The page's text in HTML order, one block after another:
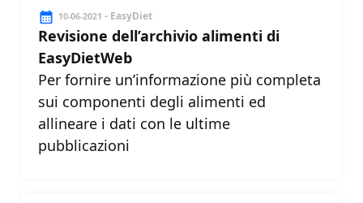
10-06-2021 - EasyDiet
Revisione dell’archivio alimenti di
EasyDietWeb
Per fornire un’informazione più completa
sui componenti degli alimenti ed
allineare i dati con le ultime
pubblicazioni